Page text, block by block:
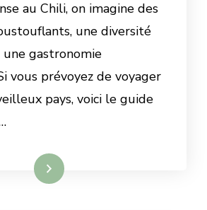
au Chili, on imagine des
une diversité
gastronomie
vous prévoyez de voyager
pays, voici le guide
la suite